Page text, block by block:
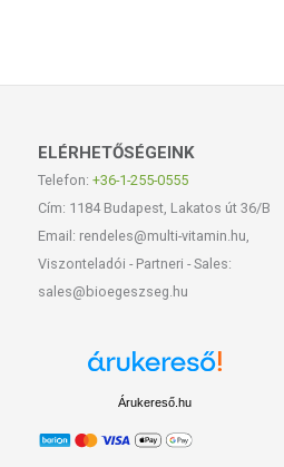
ELÉRHETŐSÉGEINK
Telefon: +36-1-255-0555
Cím: 1184 Budapest, Lakatos út 36/B
Email: rendeles@multi-vitamin.hu,
Viszonteladói - Partneri - Sales:
sales@bioegeszseg.hu
Árukereső.hu